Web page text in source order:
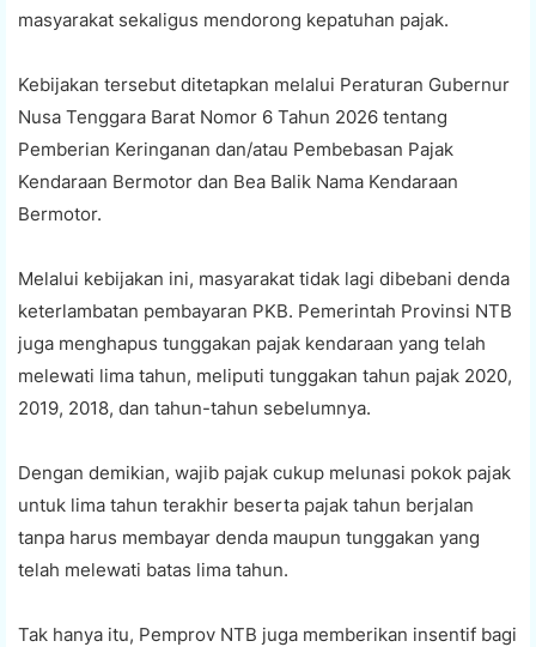
masyarakat sekaligus mendorong kepatuhan pajak.
Kebijakan tersebut ditetapkan melalui Peraturan Gubernur
Nusa Tenggara Barat Nomor 6 Tahun 2026 tentang
Pemberian Keringanan dan/atau Pembebasan Pajak
Kendaraan Bermotor dan Bea Balik Nama Kendaraan
Bermotor.
Melalui kebijakan ini, masyarakat tidak lagi dibebani denda
keterlambatan pembayaran PKB. Pemerintah Provinsi NTB
juga menghapus tunggakan pajak kendaraan yang telah
melewati lima tahun, meliputi tunggakan tahun pajak 2020,
2019, 2018, dan tahun-tahun sebelumnya.
Dengan demikian, wajib pajak cukup melunasi pokok pajak
untuk lima tahun terakhir beserta pajak tahun berjalan
tanpa harus membayar denda maupun tunggakan yang
telah melewati batas lima tahun.
Tak hanya itu, Pemprov NTB juga memberikan insentif bagi